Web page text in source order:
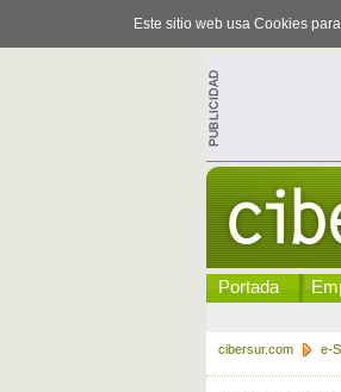
Este sitio web usa Cookies
Portada
cibersur.com e-